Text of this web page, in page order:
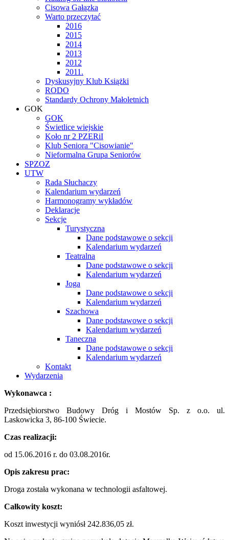
Cisowa Gałązka
Warto przeczytać
2016
2015
2014
2013
2012
2011.
Dyskusyjny Klub Książki
RODO
Standardy Ochrony Małoletnich
GOK
GOK
Świetlice wiejskie
Koło nr 2 PZERiI
Klub Seniora "Cisowianie"
Nieformalna Grupa Seniorów
SPZOZ
UTW
Rada Słuchaczy
Kalendarium wydarzeń
Harmonogramy wykładów
Deklaracje
Sekcje
Turystyczna
Dane podstawowe o sekcji
Kalendarium wydarzeń
Teatralna
Dane podstawowe o sekcji
Kalendarium wydarzeń
Joga
Dane podstawowe o sekcji
Kalendarium wydarzeń
Szachowa
Dane podstawowe o sekcji
Kalendarium wydarzeń
Taneczna
Dane podstawowe o sekcji
Kalendarium wydarzeń
Kontakt
Wydarzenia
Wykonawca :
Przedsiębiorstwo Budowy Dróg i Mostów Sp. z o.o. ul.
Laskowicka 3, 86-100 Świecie.
Czas realizacji:
od 15.06.2016 r. do 03.08.2016r.
Opis zakresu prac:
Droga została wykonana w technologii asfaltowej.
Całkowity koszt:
Koszt inwestycji wyniósł 242.836,05 zł.